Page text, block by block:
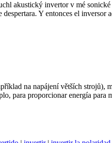
akustický invertor v mé sonické
Y entonces el inversor
na napájení větších strojů),
para proporcionar energía para